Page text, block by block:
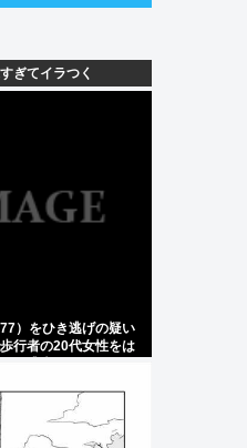
ぎてイラつく
）をひき逃げの疑い
行者の20代女性をは